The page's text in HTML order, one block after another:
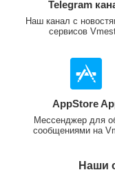
Telegram
Наш канал с
сервисов
AppStore
Мессенджер для
сообщениями на
Наши